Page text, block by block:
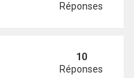
Réponses
10
Réponses